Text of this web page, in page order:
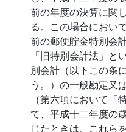
前の年度の決算に関
る。この場合におい
前の郵便貯金特別会
「旧特別会計法」と
別会計（以下この条
う。）の一般勘定又
（第六項において「
て、平成十二年度の
じたときは、これら